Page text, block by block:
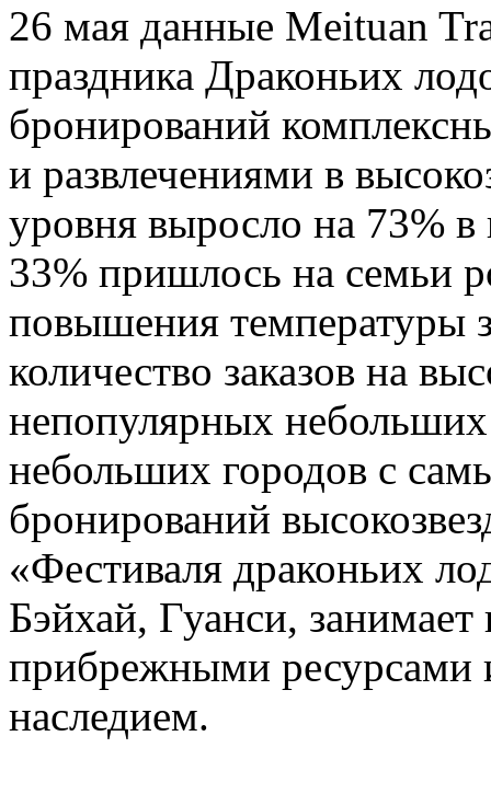
26 мая данные Meituan
праздника Драконьих
бронирований
и развлечениями в
уровня выросло на 73%
33% пришлось на семьи
повышения температуры
количество заказов на
непопулярных
небольших городов с
бронирований
«Фестиваля драконьих
Бэйхай, Гуанси,
прибрежными ресурсами
наследием.